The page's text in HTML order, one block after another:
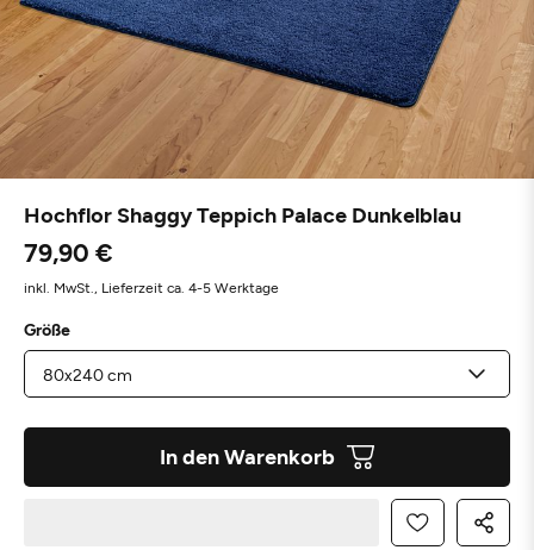
Hochflor Shaggy Teppich Palace Dunkelblau
79,90 €
inkl. MwSt., Lieferzeit ca. 4-5 Werktage
Größe
In den Warenkorb